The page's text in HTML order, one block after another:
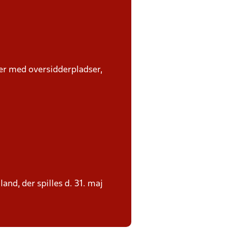
med oversidderpladser,
der spilles d. 31. maj